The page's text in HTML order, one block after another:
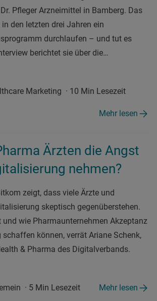
Pfleger Arzneimittel in Bamberg. Das
den letzten drei Jahren ein
durchlaufen – und tut es
berichtet sie über die…
Marketing · 10 Min Lesezeit
Mehr lesen
Ärzten die Angst
nehmen?
zeigt, dass viele Ärzte und
skeptisch gegenüberstehen.
wie Pharmaunternehmen Akzeptanz
schaffen können, verrät Ariane Schenk,
& Pharma des Digitalverbands.
· 5 Min Lesezeit Mehr lesen